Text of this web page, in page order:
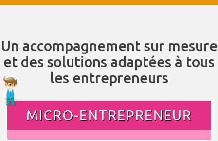
Un accompagnement sur mesure
et des solutions adaptées à tous
les entrepreneurs
MICRO-ENTREPRENEUR